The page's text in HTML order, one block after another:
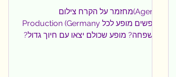
מחזמר על הקרח צילום(Agenda
Production (Germany מחפשים מופע לכל
המשפחה? מופע שכולם יצאו עם חיוך גדול?